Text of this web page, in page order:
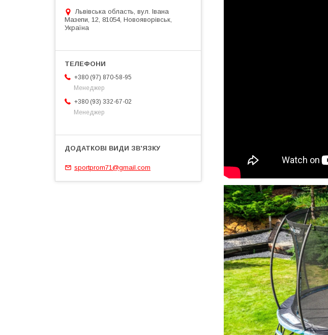
Львівська область, вул. Івана
Мазепи, 12, 81054, Новояворівськ,
Україна
+380 (97) 870-58-95
Менеджер
+380 (93) 332-67-02
Менеджер
sportprom71@gmail.com